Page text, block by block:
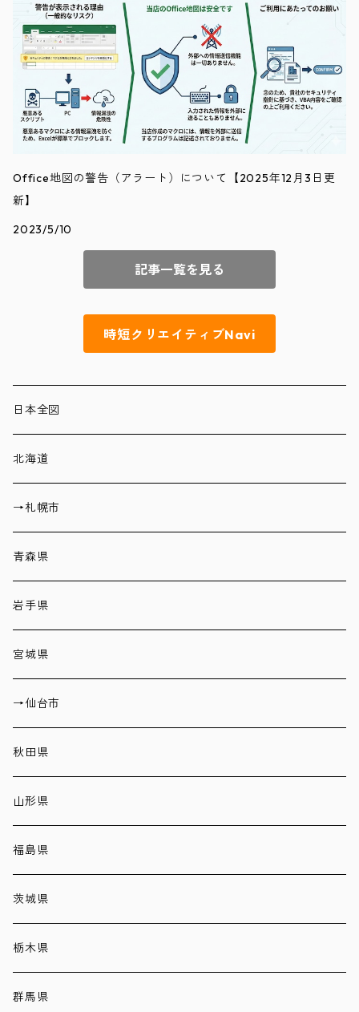
Office地図の警告（アラート）について【2025年12月3日更
新】
2023/5/10
記事一覧を見る
時短クリエイティブNavi
日本全図
北海道
→札幌市
青森県
岩手県
宮城県
→仙台市
秋田県
山形県
福島県
茨城県
栃木県
群馬県